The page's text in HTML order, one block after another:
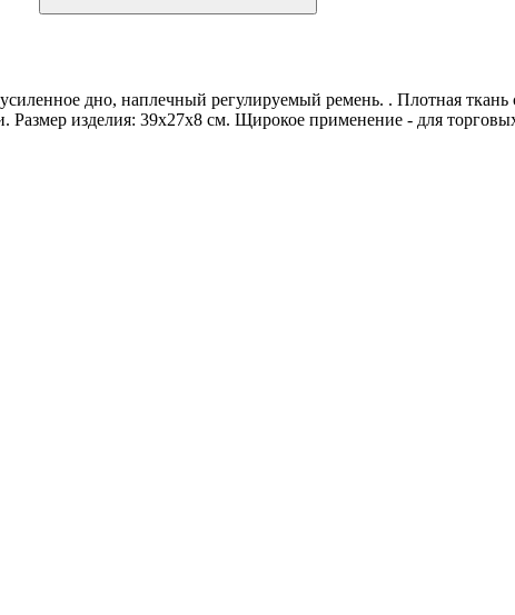
дно, наплечный регулируемый ремень. . Плотная
изделия: 39х27х8 см. Щирокое применение - для